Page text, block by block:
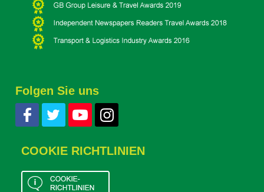
Folgen Sie uns
COOKIE RICHTLINIEN